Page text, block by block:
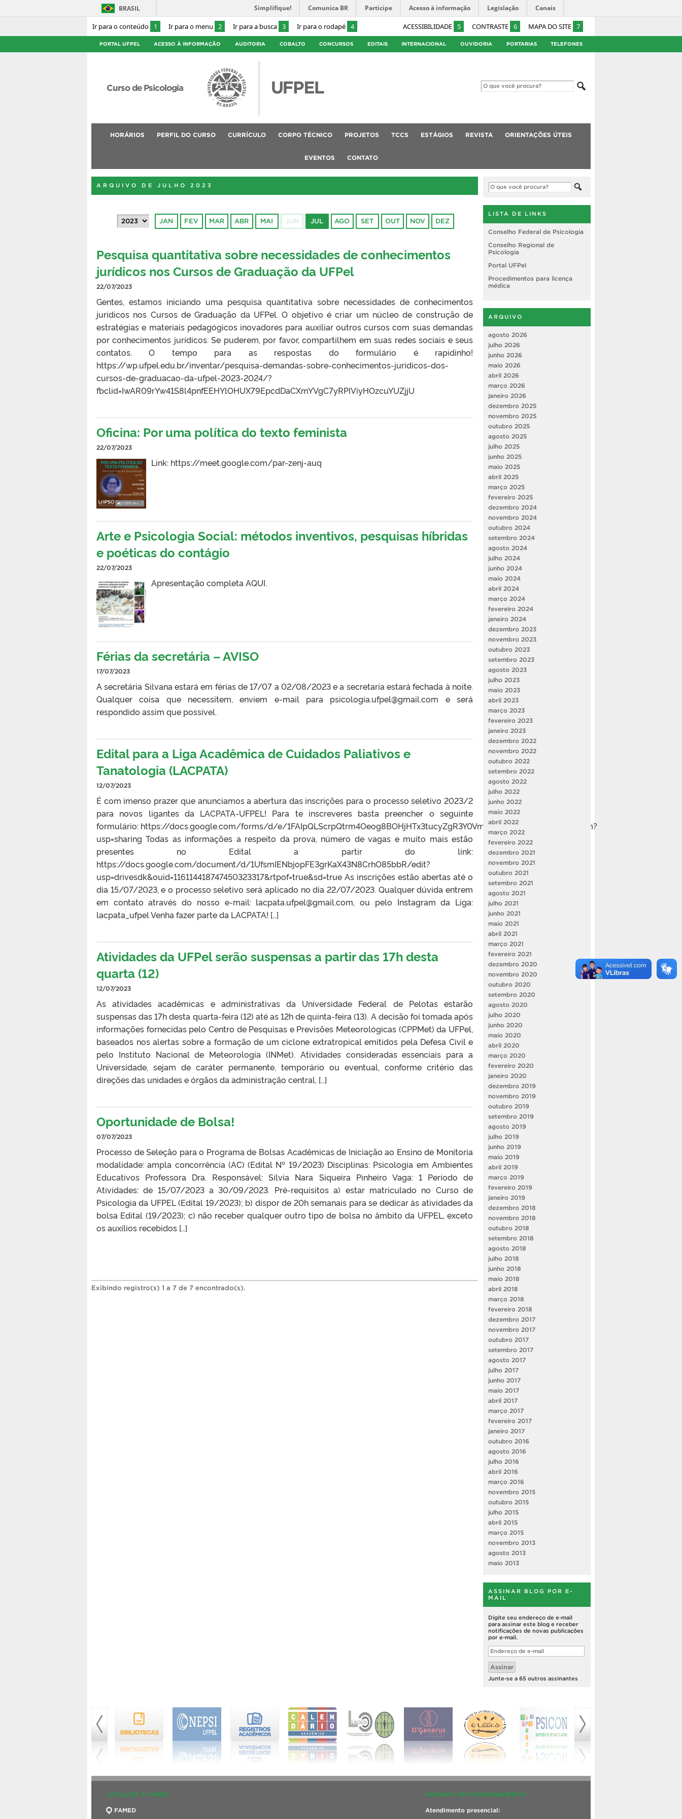
Ir para o conteúdo 1 Ir para o menu 2 Ir para a busca 3 Ir para o rodapé 4 ACESSIBILIDADE 5 CONTRASTE 6 MAPA DO SITE 7
BRASIL Simplifique! Comunica BR Participe Acesso à informação Legislação Canais
PORTAL UFPEL ACESSO À INFORMAÇÃO AUDITORIA COBALTO CONCURSOS EDITAIS INTERNACIONAL OUVIDORIA PORTARIAS TELEFONES
Curso de Psicologia
HORÁRIOS PERFIL DO CURSO CURRÍCULO CORPO TÉCNICO PROJETOS TCCS ESTÁGIOS REVISTA ORIENTAÇÕES ÚTEIS
EVENTOS CONTATO
ARQUIVO DE JULHO 2023
JAN FEV MAR ABR MAI JUN JUL AGO SET OUT NOV DEZ
Pesquisa quantitativa sobre necessidades de conhecimentos
jurídicos nos Cursos de Graduação da UFPel
22/07/2023
Gentes, estamos iniciando uma pesquisa quantitativa sobre necessidades de conhecimentos
jurídicos nos Cursos de Graduação da UFPel. O objetivo é criar um núcleo de construção de
estratégias e materiais pedagógicos inovadores para auxiliar outros cursos com suas demandas
por conhecimentos jurídicos. Se puderem, por favor, compartilhem em suas redes sociais e seus
contatos. O tempo para as respostas do formulário é rapidinho!
https://wp.ufpel.edu.br/inventar/pesquisa-demandas-sobre-conhecimentos-juridicos-dos-
cursos-de-graduacao-da-ufpel-2023-2024/?
fbclid=IwAR09rYw41S8l4pnfEEHYlOHUX79EpcdDaCXmYVgC7yRPIViyHOzcuYUZjjU
Oficina: Por uma política do texto feminista
22/07/2023
Link: https://meet.google.com/par-zenj-auq
Arte e Psicologia Social: métodos inventivos, pesquisas híbridas
e poéticas do contágio
22/07/2023
Apresentação completa AQUI.
Férias da secretária – AVISO
17/07/2023
A secretária Silvana estará em férias de 17/07 a 02/08/2023 e a secretaria estará fechada à noite.
Qualquer coisa que necessitem, enviem e-mail para psicologia.ufpel@gmail.com e será
respondido assim que possível.
Edital para a Liga Acadêmica de Cuidados Paliativos e
Tanatologia (LACPATA)
12/07/2023
É com imenso prazer que anunciamos a abertura das inscrições para o processo seletivo 2023/2
para novos ligantes da LACPATA-UFPEL! Para te inscreveres basta preencher o seguinte
formulário: https://docs.google.com/forms/d/e/1FAIpQLScrpQtrm4Oeog8BOHjHTx3tucyZgR3Y0VmI86tnxGf5ChbJCQ/viewform?
usp=sharing Todas as informações a respeito da prova, número de vagas e muito mais estão
presentes no Edital a partir do link:
https://docs.google.com/document/d/1UfsmIENbjopFE3grKaX43N8CrhO85bbR/edit?
usp=drivesdk&ouid=116114418747450323317&rtpof=true&sd=true As inscrições estão abertas até o
dia 15/07/2023, e o processo seletivo será aplicado no dia 22/07/2023. Qualquer dúvida entrem
em contato através do nosso e-mail: lacpata.ufpel@gmail.com, ou pelo Instagram da Liga:
lacpata_ufpel Venha fazer parte da LACPATA! […]
Atividades da UFPel serão suspensas a partir das 17h desta
quarta (12)
12/07/2023
As atividades acadêmicas e administrativas da Universidade Federal de Pelotas estarão
suspensas das 17h desta quarta-feira (12) até as 12h de quinta-feira (13). A decisão foi tomada após
informações fornecidas pelo Centro de Pesquisas e Previsões Meteorológicas (CPPMet) da UFPel,
baseados nos alertas sobre a formação de um ciclone extratropical emitidos pela Defesa Civil e
pelo Instituto Nacional de Meteorologia (INMet). Atividades consideradas essenciais para a
Universidade, sejam de caráter permanente, temporário ou eventual, conforme critério das
direções das unidades e órgãos da administração central, […]
Oportunidade de Bolsa!
07/07/2023
Processo de Seleção para o Programa de Bolsas Acadêmicas de Iniciação ao Ensino de Monitoria
modalidade: ampla concorrência (AC) (Edital Nº 19/2023) Disciplinas: Psicologia em Ambientes
Educativos Professora Dra. Responsável: Silvia Nara Siqueira Pinheiro Vaga: 1 Período de
Atividades: de 15/07/2023 a 30/09/2023. Pré-requisitos a) estar matriculado no Curso de
Psicologia da UFPEL (Edital 19/2023); b) dispor de 20h semanais para se dedicar às atividades da
bolsa Edital (19/2023); c) não receber qualquer outro tipo de bolsa no âmbito da UFPEL, exceto
os auxílios recebidos […]
Exibindo registro(s) 1 a 7 de 7 encontrado(s).
LISTA DE LINKS
Conselho Federal de Psicologia
Conselho Regional de
Psicologia
Portal UFPel
Procedimentos para licença
médica
ARQUIVO
agosto 2026
julho 2026
junho 2026
maio 2026
abril 2026
março 2026
janeiro 2026
dezembro 2025
novembro 2025
outubro 2025
agosto 2025
julho 2025
junho 2025
maio 2025
abril 2025
março 2025
fevereiro 2025
dezembro 2024
novembro 2024
outubro 2024
setembro 2024
agosto 2024
julho 2024
junho 2024
maio 2024
abril 2024
março 2024
fevereiro 2024
janeiro 2024
dezembro 2023
novembro 2023
outubro 2023
setembro 2023
agosto 2023
julho 2023
maio 2023
abril 2023
março 2023
fevereiro 2023
janeiro 2023
dezembro 2022
novembro 2022
outubro 2022
setembro 2022
agosto 2022
julho 2022
junho 2022
maio 2022
abril 2022
março 2022
fevereiro 2022
dezembro 2021
novembro 2021
outubro 2021
setembro 2021
agosto 2021
julho 2021
junho 2021
maio 2021
abril 2021
março 2021
fevereiro 2021
dezembro 2020
novembro 2020
outubro 2020
setembro 2020
agosto 2020
julho 2020
junho 2020
maio 2020
abril 2020
março 2020
fevereiro 2020
janeiro 2020
dezembro 2019
novembro 2019
outubro 2019
setembro 2019
agosto 2019
julho 2019
junho 2019
maio 2019
abril 2019
março 2019
fevereiro 2019
janeiro 2019
dezembro 2018
novembro 2018
outubro 2018
setembro 2018
agosto 2018
julho 2018
junho 2018
maio 2018
abril 2018
março 2018
fevereiro 2018
dezembro 2017
novembro 2017
outubro 2017
setembro 2017
agosto 2017
julho 2017
junho 2017
maio 2017
abril 2017
março 2017
fevereiro 2017
janeiro 2017
outubro 2016
agosto 2016
julho 2016
abril 2016
março 2016
novembro 2015
outubro 2015
julho 2015
abril 2015
março 2015
novembro 2013
agosto 2013
maio 2013
ASSINAR BLOG POR E-
MAIL
Digite seu endereço de e-mail
para assinar este blog e receber
notificações de novas publicações
por e-mail.
Endereço
de
e-
mail
Assinar
Junte-se a 65 outros assinantes
LOCALIZE A FAMED
FAMED
HORÁRIO DE FUNCIONAMENTO:
Atendimento presencial: